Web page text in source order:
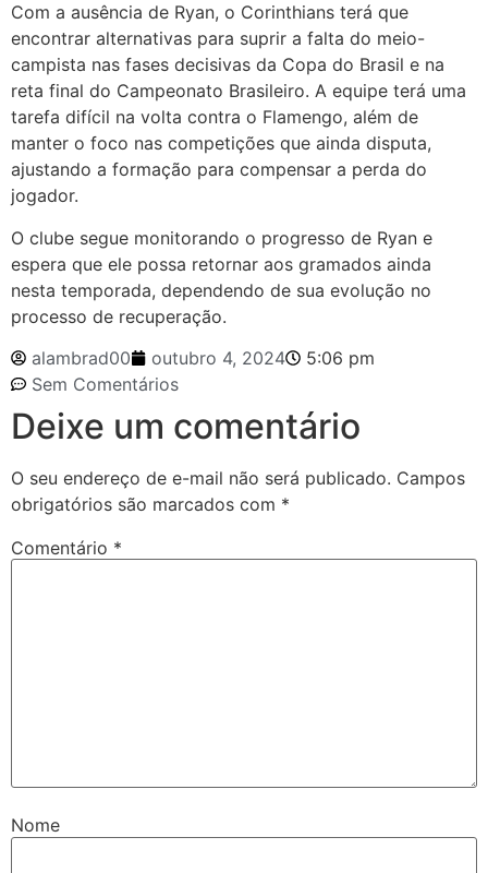
Com a ausência de Ryan, o Corinthians terá que
encontrar alternativas para suprir a falta do meio-
campista nas fases decisivas da Copa do Brasil e na
reta final do Campeonato Brasileiro. A equipe terá uma
tarefa difícil na volta contra o Flamengo, além de
manter o foco nas competições que ainda disputa,
ajustando a formação para compensar a perda do
jogador.
O clube segue monitorando o progresso de Ryan e
espera que ele possa retornar aos gramados ainda
nesta temporada, dependendo de sua evolução no
processo de recuperação.
alambrad00
outubro 4, 2024
5:06 pm
Sem Comentários
Deixe um comentário
O seu endereço de e-mail não será publicado. Campos
obrigatórios são marcados com *
Comentário *
Nome